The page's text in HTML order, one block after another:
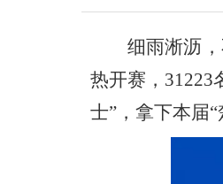
细雨淅沥
热开赛，31223
士”，拿下本届“